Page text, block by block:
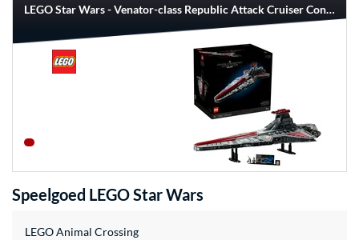
LEGO Star Wars - Venator-class Republic Attack Cruiser Constructiespeelgoed
Speelgoed LEGO Star Wars
LEGO Animal Crossing